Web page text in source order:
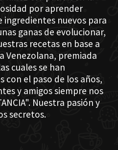
por aprender
ingredientes nuevos para
ganas de evolucionar,
recetas en base a
Venezolana, premiada
cuales se han
el paso de los años,
y amigos siempre nos
Nuestra pasión y
secretos.